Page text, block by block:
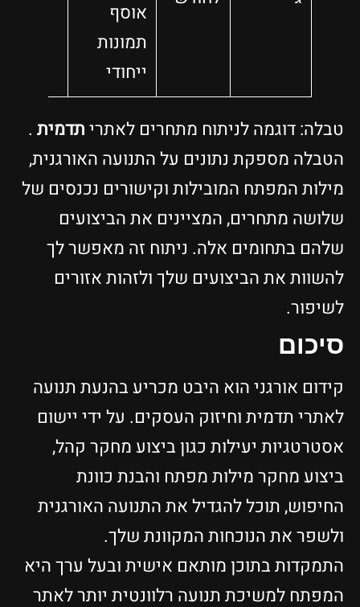
אוסף
תמונות
ייחודי
טבלה: דוגמה לניתוח מתחרים לאתריתדמית .
הטבלה מספקת נתונים על התנועה האורגנית,
מילות המפתח המובילות וקישורים נכנסים של
שלושה מתחרים, המציינים את הביצועים
שלהם בתחומים אלה. ניתוח זה מאפשר לך
להשוות את הביצועים שלך ולזהות אזורים
לשיפור.
סיכום
קידום אורגני הוא היבט מכריע בהנעת תנועה
לאתרי תדמית וחיזוק העסקים. על ידי יישום
אסטרטגיות יעילות כגון ביצוע מחקר קהל,
ביצוע מחקר מילות מפתח והבנת כוונת
החיפוש, תוכל להגדיל את התנועה האורגנית
ולשפר את הנוכחות המקוונת שלך.
התמקדות בתוכן מותאם אישית ובעל ערך היא
המפתח למשיכת תנועה רלוונטית יותר לאתר